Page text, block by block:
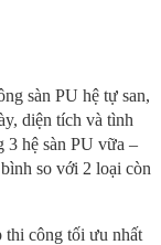
sàn PU hệ tự san,
diện tích và tình
3 hệ sàn PU vữa –
so với 2 loại còn
thi công tối ưu nhất